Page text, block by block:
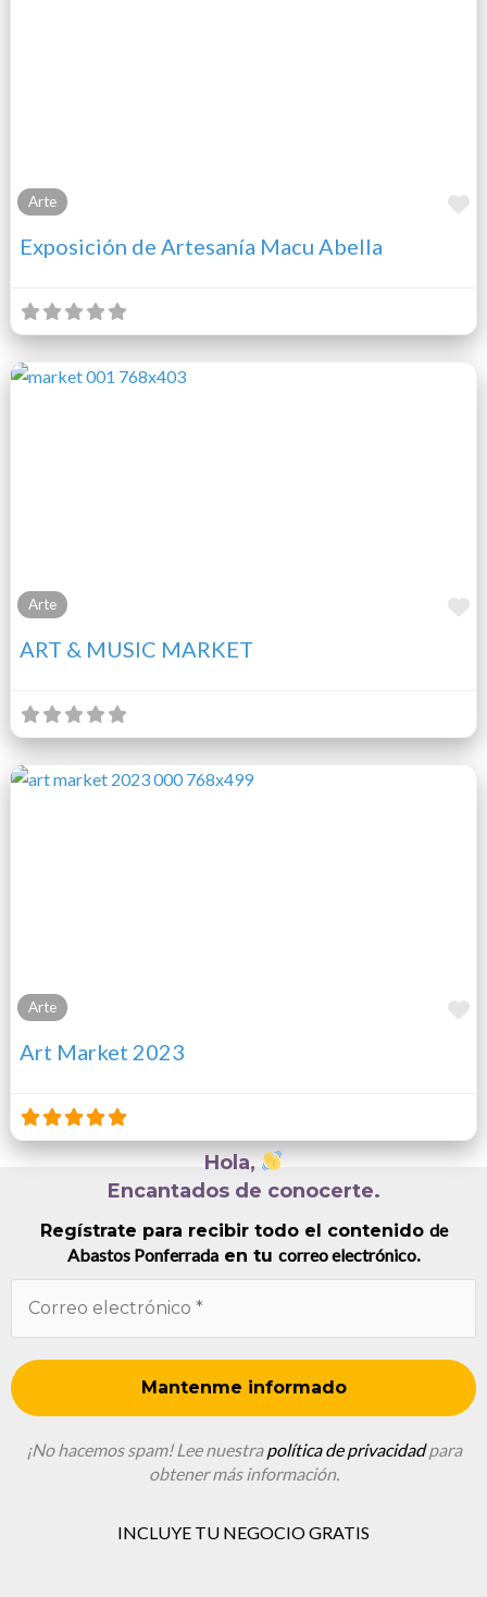
Arte
Exposición de Artesanía Macu Abella
Arte
ART & MUSIC MARKET
Arte
Art Market 2023
Hola,
Encantados de conocerte.
Regístrate para recibir todo el contenido de
Abastos Ponferradaen tu correo electrónico.
¡No hacemos spam! Lee nuestrapolítica de privacidadpara
obtener más información.
INCLUYE TU NEGOCIO GRATIS